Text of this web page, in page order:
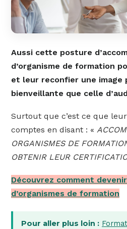
Aussi cette posture
d’organisme de formation
et leur reconfier une image
bienveillante que celle
Surtout que c’est ce que
comptes en disant : «
ORGANISMES DE
OBTENIR LEUR
Découvrez comment
d’organismes de formation
Pour aller plus loin :